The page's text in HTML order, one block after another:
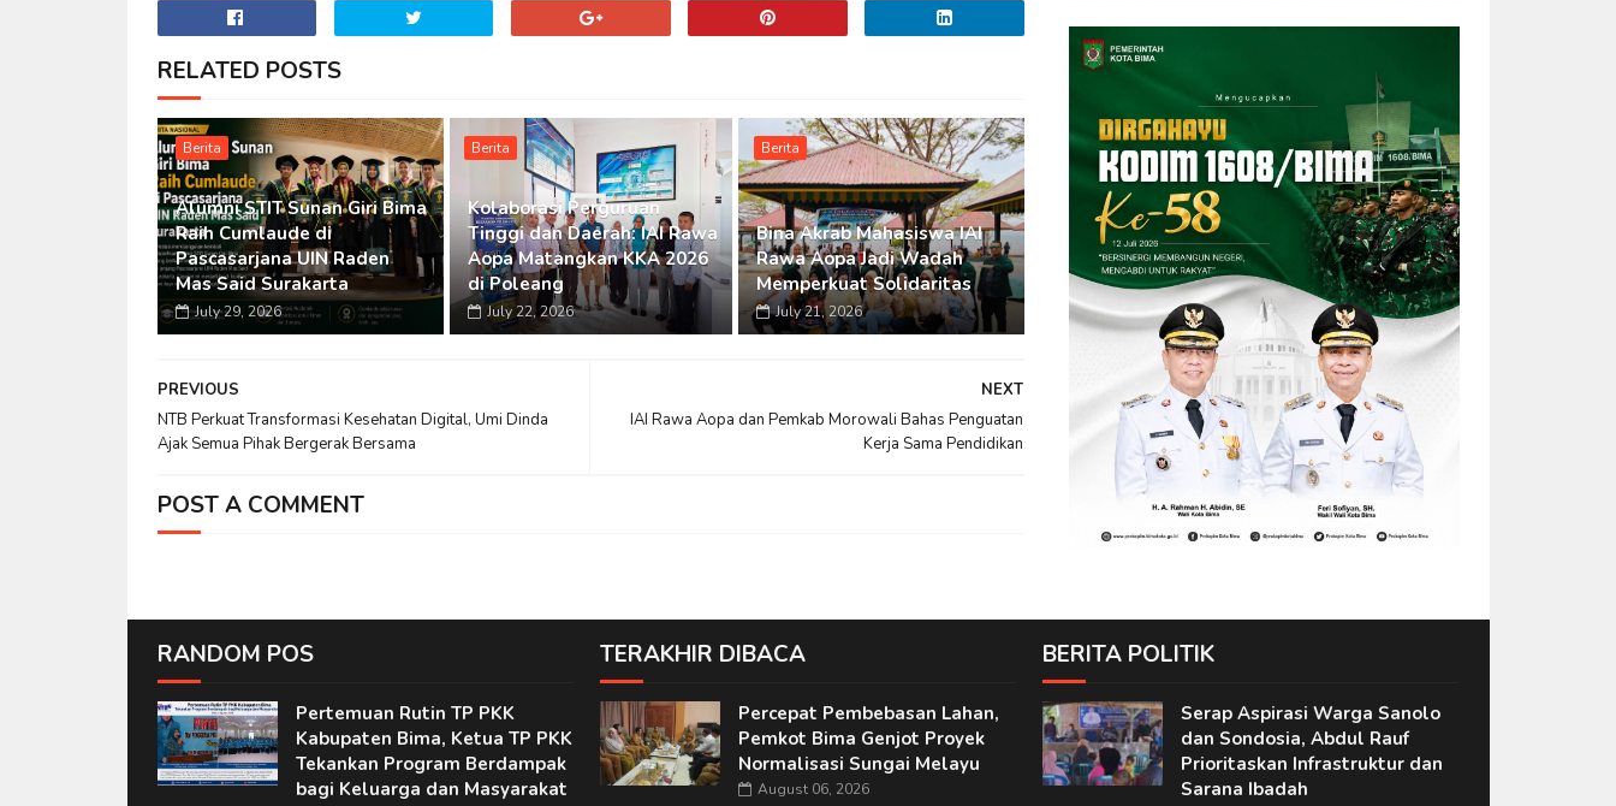
RELATED POSTS
Berita
Alumni STIT Sunan Giri Bima
Raih Cumlaude di
Pascasarjana UIN Raden
Mas Said Surakarta
July 29, 2026
Berita
Kolaborasi Perguruan
Tinggi dan Daerah: IAI Rawa
Aopa Matangkan KKA 2026
di Poleang
July 22, 2026
Berita
Bina Akrab Mahasiswa IAI
Rawa Aopa Jadi Wadah
Memperkuat Solidaritas
July 21, 2026
NEXT
IAI Rawa Aopa dan Pemkab Morowali Bahas Penguatan
Kerja Sama Pendidikan
PREVIOUS
NTB Perkuat Transformasi Kesehatan Digital, Umi Dinda
Ajak Semua Pihak Bergerak Bersama
POST A COMMENT
RANDOM POS
Pertemuan Rutin TP PKK
Kabupaten Bima, Ketua TP PKK
Tekankan Program Berdampak
bagi Keluarga dan Masyarakat
TERAKHIR DIBACA
Percepat Pembebasan Lahan,
Pemkot Bima Genjot Proyek
Normalisasi Sungai Melayu
August 06, 2026
BERITA POLITIK
Serap Aspirasi Warga Sanolo
dan Sondosia, Abdul Rauf
Prioritaskan Infrastruktur dan
Sarana Ibadah